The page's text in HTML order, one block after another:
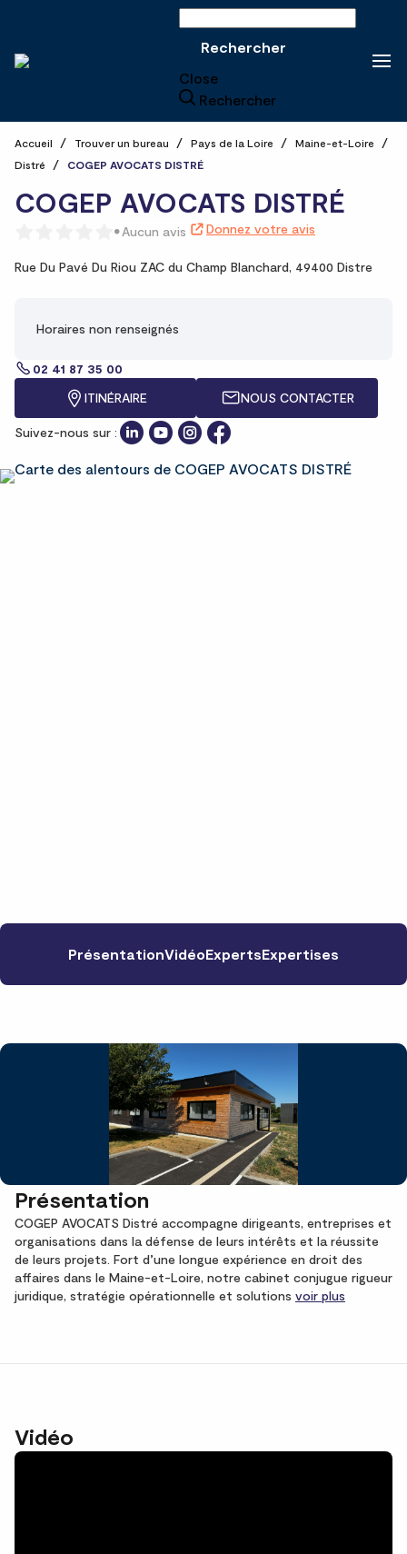
Rechercher
Close
Rechercher
Accueil Trouver un bureau Pays de la Loire
Maine-et-Loire
Distré
COGEP AVOCATS DISTRÉ
COGEP AVOCATS DISTRÉ
Aucun avis Donnez votre avis
Rue Du Pavé Du Riou ZAC du Champ Blanchard, 49400 Distre
Horaires non renseignés
02 41 87 35 00
ITINÉRAIRE
NOUS CONTACTER
Suivez-nous sur :
PrésentationVidéoExpertsExpertises
Présentation
COGEP AVOCATS Distré accompagne dirigeants, entreprises et
organisations dans la défense de leurs intérêts et la réussite
de leurs projets. Fort d’une longue expérience en droit des
affaires dans le Maine-et-Loire, notre cabinet conjugue rigueur
juridique, stratégie opérationnelle et solutions voir plus
Vidéo